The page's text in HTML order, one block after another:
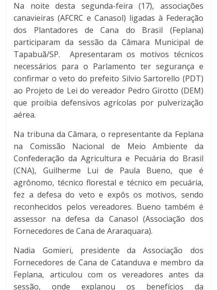
Na noite desta segunda-feira (17), associações
canavieiras (AFCRC e Canasol) ligadas à Federação
dos Plantadores de Cana do Brasil (Feplana)
participaram da sessão da Câmara Municipal de
Tapabuã/SP. Apresentaram os motivos técnicos
necessários para o Parlamento ter segurança e
confirmar o veto do prefeito Silvio Sartorello (PDT)
ao Projeto de Lei do vereador Pedro Girotto (DEM)
que proibia defensivos agrícolas por pulverização
aérea.
Na tribuna da Câmara, o representante da Feplana
na Comissão Nacional de Meio Ambiente da
Confederação da Agricultura e Pecuária do Brasil
(CNA), Guilherme Lui de Paula Bueno, que é
agrônomo, técnico florestal e técnico em pecuária,
fez a defesa do veto e expôs os motivos, sendo
reconhecidos pelos vereadores. Bueno também é
assessor na defesa da Canasol (Associação dos
Fornecedores de Cana de Araraquara).
Nadia Gomieri, presidente da Associação dos
Fornecedores de Cana de Catanduva e membro da
Feplana, articulou com os vereadores antes da
sessão, onde explanou os benefícios da